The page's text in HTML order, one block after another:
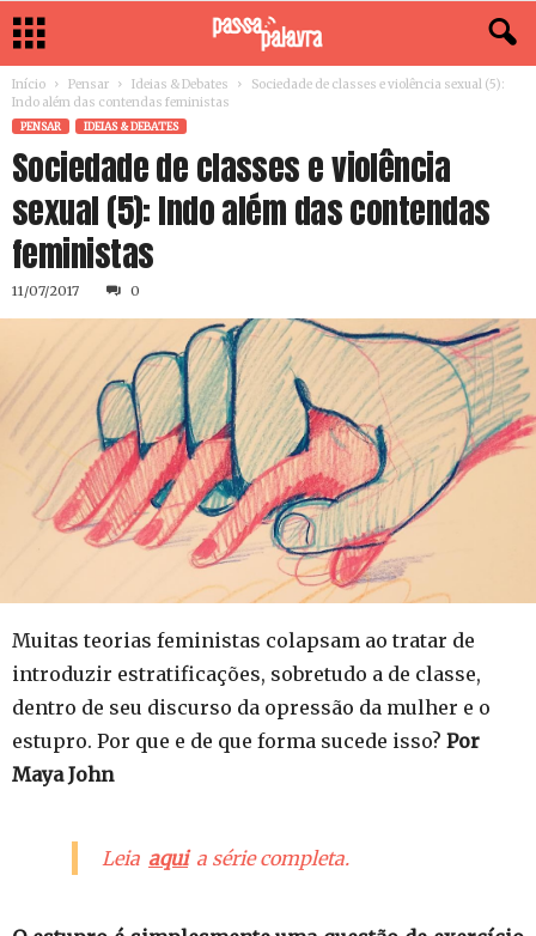
Início Pensar Ideias & Debates
Sociedade de classes e violência sexual (5):
Indo além das contendas feministas
PENSAR IDEIAS & DEBATES
Sociedade de classes e violência
sexual (5): Indo além das contendas
feministas
11/07/2017 0
Muitas teorias feministas colapsam ao tratar de
introduzir estratificações, sobretudo a de classe,
dentro de seu discurso da opressão da mulher e o
estupro. Por que e de que forma sucede isso? Por
Maya John
Leia aqui a série completa.